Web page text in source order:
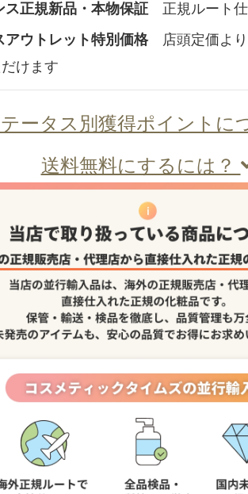
正規新品・本物保証 正規ルート
ウトレット特別価格店頭定価より
けます
ータス別獲得ポイントに
送料無料にするには？